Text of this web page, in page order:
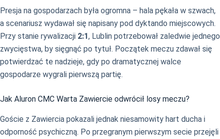
Presja na gospodarzach była ogromna – hala pękała w szwach,
a scenariusz wydawał się napisany pod dyktando miejscowych.
Przy stanie rywalizacji 2:1, Lublin potrzebował zaledwie jednego
zwycięstwa, by sięgnąć po tytuł. Początek meczu zdawał się
potwierdzać te nadzieje, gdy po dramatycznej walce
gospodarze wygrali pierwszą partię.
Jak Aluron CMC Warta Zawiercie odwrócił losy meczu?
Goście z Zawiercia pokazali jednak niesamowity hart ducha i
odporność psychiczną. Po przegranym pierwszym secie przejęli